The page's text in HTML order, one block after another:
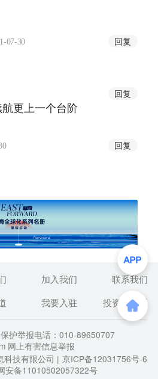
07-30 回复
回复
更上一个台阶
回复
加入我们
联系我们
我要入驻 投资者关系
护举报电话：010-89650707
网上有害信息举报
科技有限公司 | 京ICP备12031756号-6
安备11010502057322号